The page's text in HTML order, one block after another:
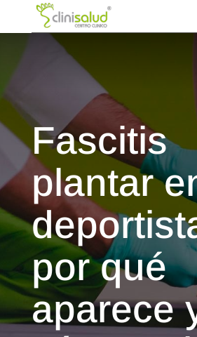
Fascitis
plantar
por qué
aparece